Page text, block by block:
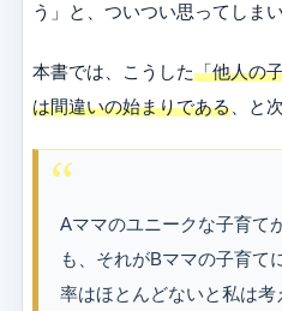
う」と、ついつい思ってしま
本書では、こうした「他人の
は間違いの始まりである、と
Aママのユニークな子育て
も、それがBママの子育て
率はほとんどないと私は考